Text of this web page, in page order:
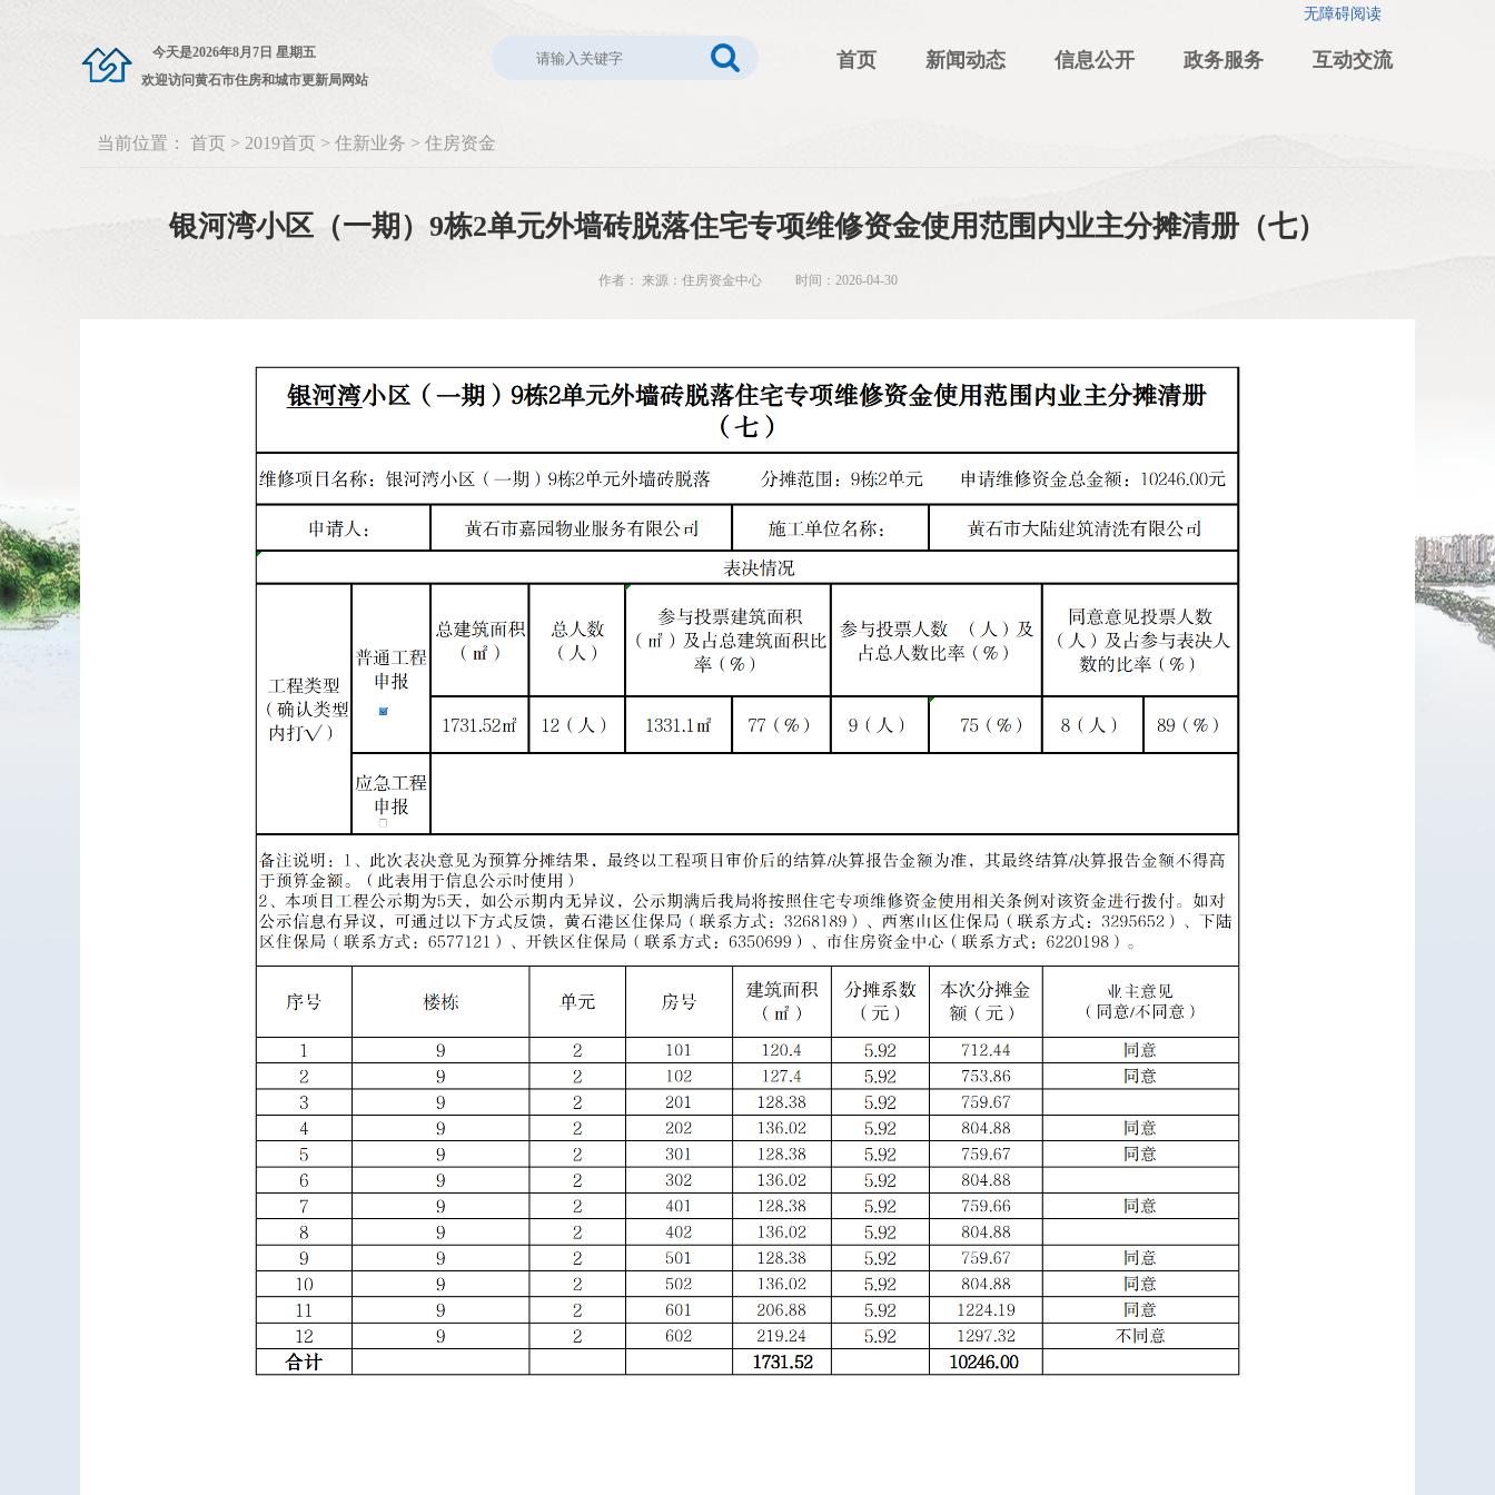
无障碍阅读
今天是2026年8月7日 星期五
欢迎访问黄石市住房和城市更新局网站
首页 新闻动态 信息公开 政务服务 互动交流
当前位置： 首页 > 2019首页 > 住新业务 > 住房资金
银河湾小区（一期）9栋2单元外墙砖脱落住宅专项维修资金使用范围内业主分摊清册（七）
作者： 来源：住房资金中心 时间：2026-04-30